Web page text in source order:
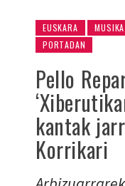
EUSKARA MUSIKA
PORTADAN
Pello
kantak
Korrikari